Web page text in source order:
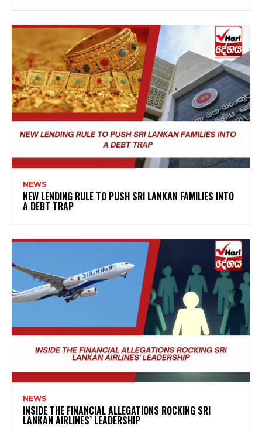
NEWS
NEW LENDING RULE TO PUSH SRI LANKAN FAMILIES INTO
A DEBT TRAP
NEWS
INSIDE THE FINANCIAL ALLEGATIONS ROCKING SRI
LANKAN AIRLINES’ LEADERSHIP